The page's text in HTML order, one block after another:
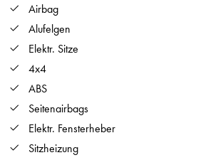
Airbag
Alufelgen
Elektr. Sitze
4x4
ABS
Seitenairbags
Elektr. Fensterheber
Sitzheizung